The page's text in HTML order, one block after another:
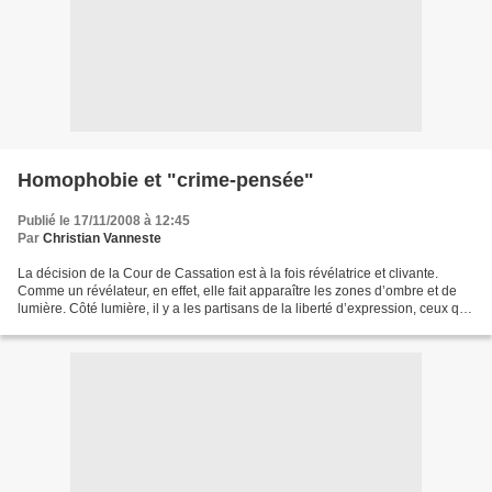
Homophobie et "crime-pensée"
Publié le 17/11/2008 à 12:45
Par Christian Vanneste
La décision de la Cour de Cassation est à la fois révélatrice et clivante.
Comme un révélateur, en effet, elle fait apparaître les zones d’ombre et de
lumière. Côté lumière, il y a les partisans de la liberté d’expression, ceux qui